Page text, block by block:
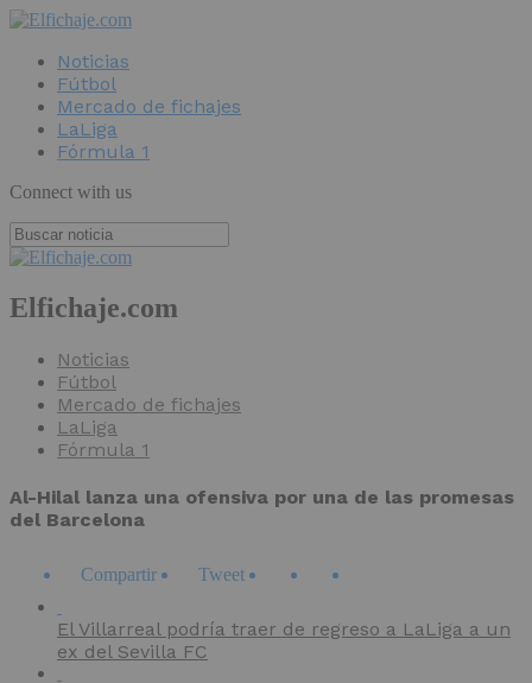
Noticias
Fútbol
Mercado de fichajes
LaLiga
Fórmula 1
Connect with us
Elfichaje.com
Noticias
Fútbol
Mercado de fichajes
LaLiga
Fórmula 1
Al-Hilal lanza una ofensiva por una de las promesas
del Barcelona
Compartir Tweet
El Villarreal podría traer de regreso a LaLiga a un
ex del Sevilla FC